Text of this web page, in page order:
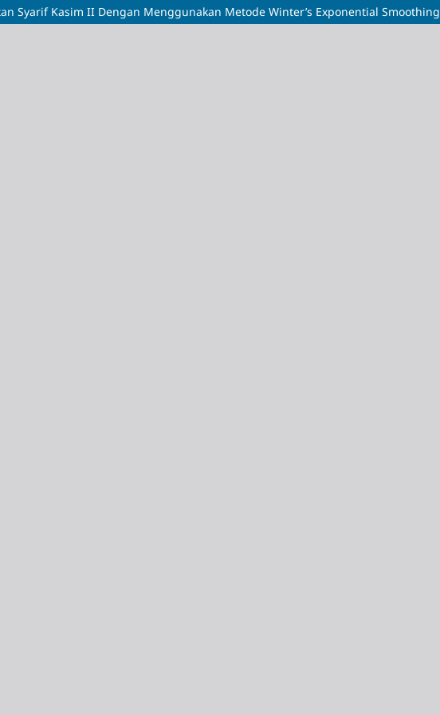
Syarif Kasim II Dengan Menggunakan Metode Winter’s Exponential Smoothing